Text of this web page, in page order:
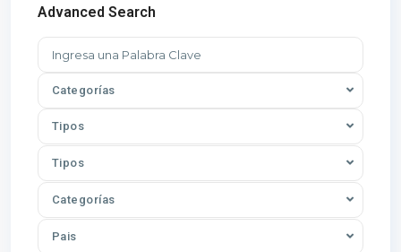
Advanced Search
Categorías
Tipos
Tipos
Categorías
Pais